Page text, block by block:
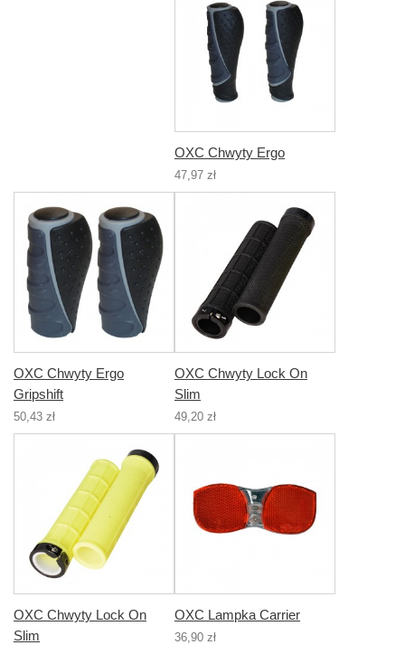
OXC Chwyty Ergo
47,97 zł
OXC Chwyty Ergo
Gripshift
50,43 zł
OXC Chwyty Lock On
Slim
49,20 zł
OXC Chwyty Lock On
Slim
OXC Lampka Carrier
36,90 zł